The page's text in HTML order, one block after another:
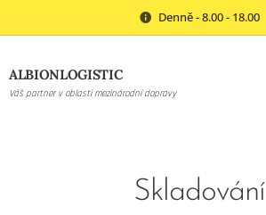
Denně - 8.00 - 18.00
ALBIONLOGISTIC
Váš partner v oblasti mezinárodní dopravy
Skladování